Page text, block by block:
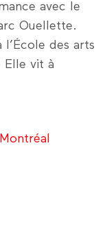
avec le
Ouellette.
l’École des arts
Elle vit à